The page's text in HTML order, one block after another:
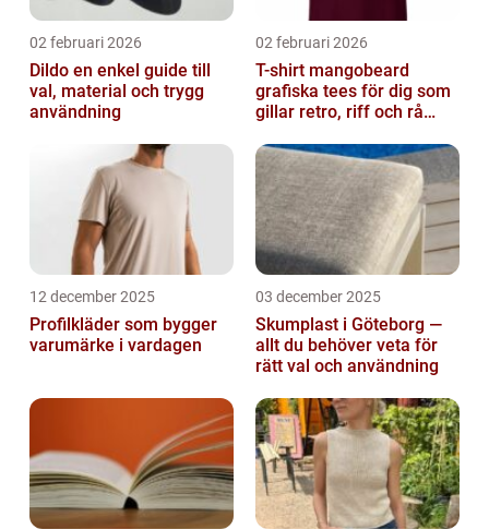
02 februari 2026
Dildo en enkel guide till
val, material och trygg
användning
02 februari 2026
T-shirt mangobeard
grafiska tees för dig som
gillar retro, riff och rå
12 december 2025
Profilkläder som bygger
varumärke i vardagen
03 december 2025
Skumplast i Göteborg —
allt du behöver veta för
rätt val och användning